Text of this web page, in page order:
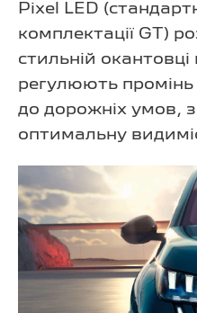
Pixel LED
комплектації GT)
стильній
регулюють промінь
до дорожніх умов,
оптимальну